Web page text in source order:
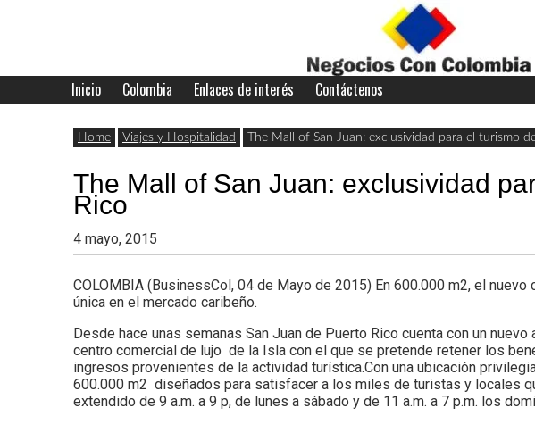
Negocios
con
Colombia
Últimas
noticias,
y
actualidad
de
negocios
con
Colombia.
Inicio Colombia Enlaces de interés Contáctenos
Home Viajes y Hospitalidad The Mall of San Juan: exclusividad para el turismo
The Mall of San Juan: exclusividad
Rico
4 mayo, 2015
COLOMBIA (BusinessCol, 04 de Mayo de 2015) En 600.000 m2, el
única en el mercado caribeño.
Desde hace unas semanas San Juan de Puerto Rico cuenta con un
centro comercial de lujo de la Isla con el que se pretende retener los
ingresos provenientes de la actividad turística.Con una ubicación
600.000 m2 diseñados para satisfacer a los miles de turistas y locales
extendido de 9 a.m. a 9 p, de lunes a sábado y de 11 a.m. a 7 p.m. los